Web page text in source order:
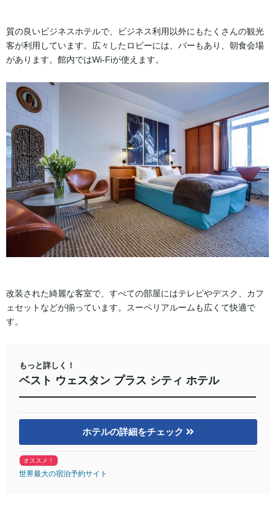
質の良いビジネスホテルで、ビジネス利用以外にもたくさんの観光
客が利用しています。広々したロビーには、バーもあり、朝食会場
があります。館内ではWi-Fiが使えます。
改装された綺麗な客室で、すべての部屋にはテレビやデスク、カフ
ェセットなどが揃っています。スーペリアルームも広くて快適で
す。
もっと詳しく！
ベスト ウェスタン プラス シティ ホテル
ホテルの詳細をチェック
オススメ！
世界最大の宿泊予約サイト